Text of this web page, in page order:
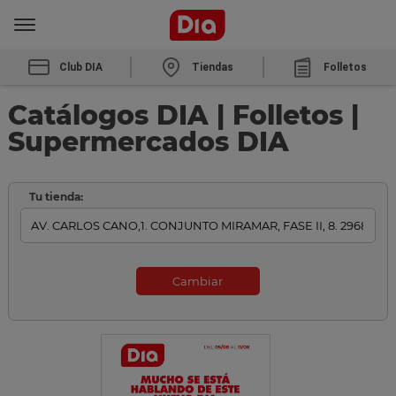
Club DIA Tiendas Folletos
Catálogos DIA | Folletos |
Supermercados DIA
Tu tienda:
Cambiar